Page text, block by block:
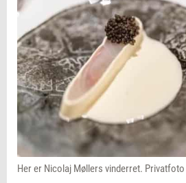
Her er Nicolaj Møllers vinderret. Privatfoto